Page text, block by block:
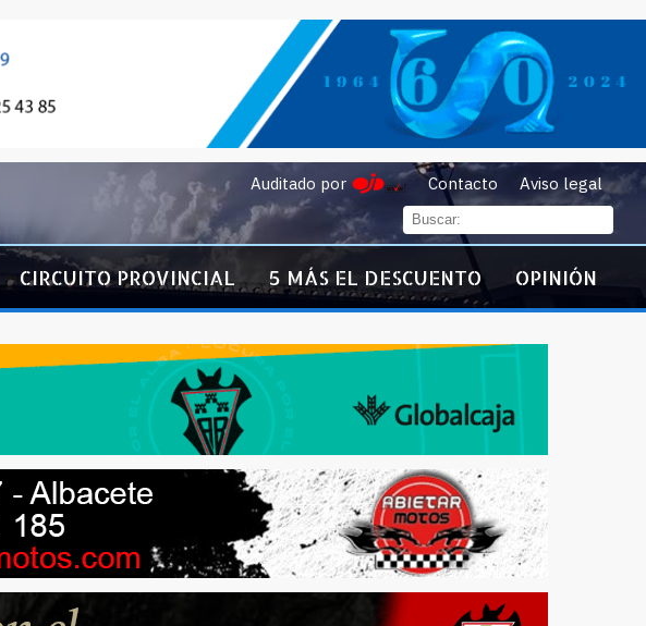
Auditado por Contacto Aviso legal
CIRCUITO PROVINCIAL 5 MÁS EL DESCUENTO OPINIÓN